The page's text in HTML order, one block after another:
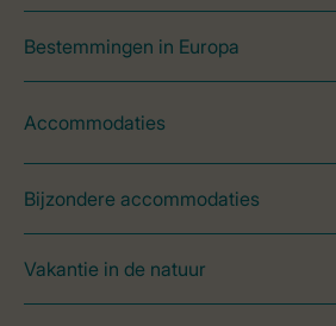
Bestemmingen in Europa
Accommodaties
Bijzondere accommodaties
Vakantie in de natuur